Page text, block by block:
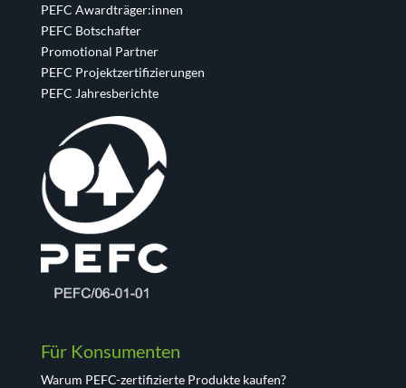
PEFC Awardträger:innen
PEFC Botschafter
Promotional Partner
PEFC Projektzertifizierungen
PEFC Jahresberichte
Für Konsumenten
Warum PEFC-zertifizierte Produkte kaufen?